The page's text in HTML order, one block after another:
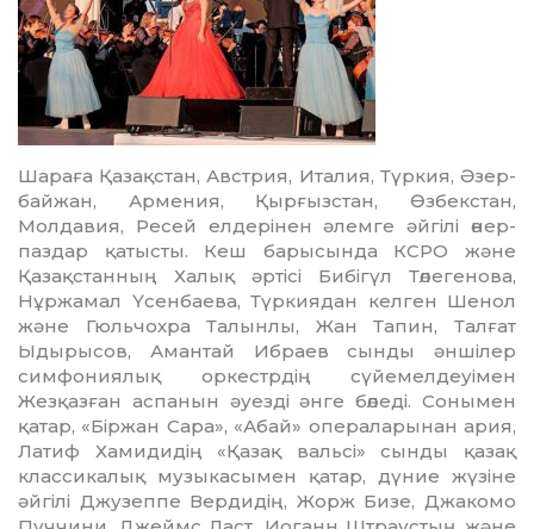
Шараға Қазақстан, Австрия, Италия, Түркия, Әзер­
байжан, Армения, Қырғызстан, Өзбекстан,
Молдавия, Ресей елдерінен әлемге әйгілі өнер­
паздар қатысты. Кеш барысында КСРО және
Қазақстанның Халық әртісі Бибігүл Төлегенова,
Нұржамал Үсенбаева, Түркиядан келген Шенол
және Гюльчохра Талынлы, Жан Тапин, Талғат
Ыдырысов, Амантай Ибраев сынды әншілер
симфониялық оркестрдің сүйемелдеуімен
Жезқазған аспанын әуезді әнге бөледі. Сонымен
қатар, «Біржан Сара», «Абай» операларынан ария,
Латиф Хамидидің «Қазақ вальсі» сынды қазақ
классикалық музыкасымен қатар, дүние жүзіне
әйгілі Джузеппе Вердидің, Жорж Бизе, Джакомо